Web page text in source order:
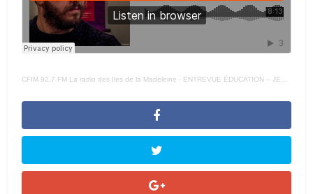
CFIM 92,7 FM La radio des Iles de la Madeleine · ENTREVUE ÉDUCATION – JEAN – MICHEL CYR LECTEURS CO2 CSS 13 – 01 – 2022 –